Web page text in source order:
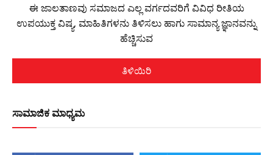
ಈ ಜಾಲತಾಣವು ಸಮಾಜದ ಎಲ್ಲ ವರ್ಗದವರಿಗೆ ವಿವಿಧ ರೀತಿಯ
ಉಪಯುಕ್ತ ವಿಷ್ಯ, ಮಾಹಿತಿಗಳನು ತಿಳಿಸಲು ಹಾಗು ಸಾಮಾನ್ಯ ಜ್ಞಾನವನ್ನು
ಹೆಚ್ಚಿಸುವ
ತಿಳಿಯಿರಿ
ಸಾಮಾಜಿಕ ಮಾಧ್ಯಮ